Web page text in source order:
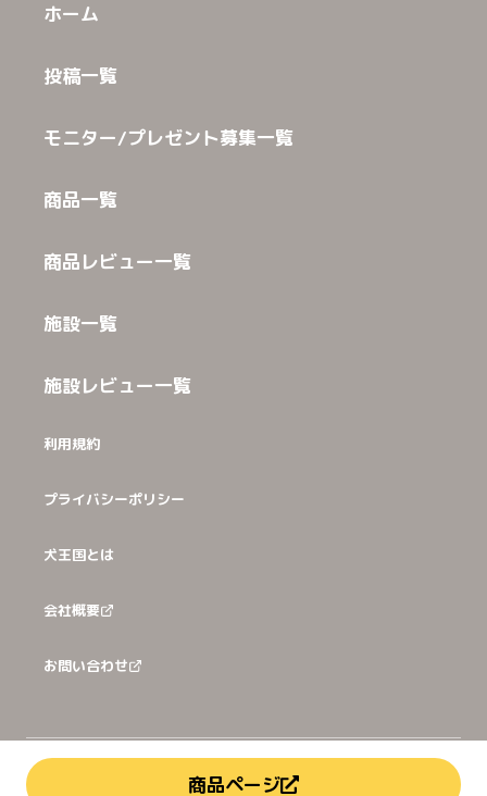
商品ページ
ホーム
投稿一覧
モニター/プレゼント募集一覧
商品一覧
商品レビュー一覧
施設一覧
施設レビュー一覧
利用規約
プライバシーポリシー
犬王国とは
会社概要
お問い合わせ
2026犬猫王国株式会社